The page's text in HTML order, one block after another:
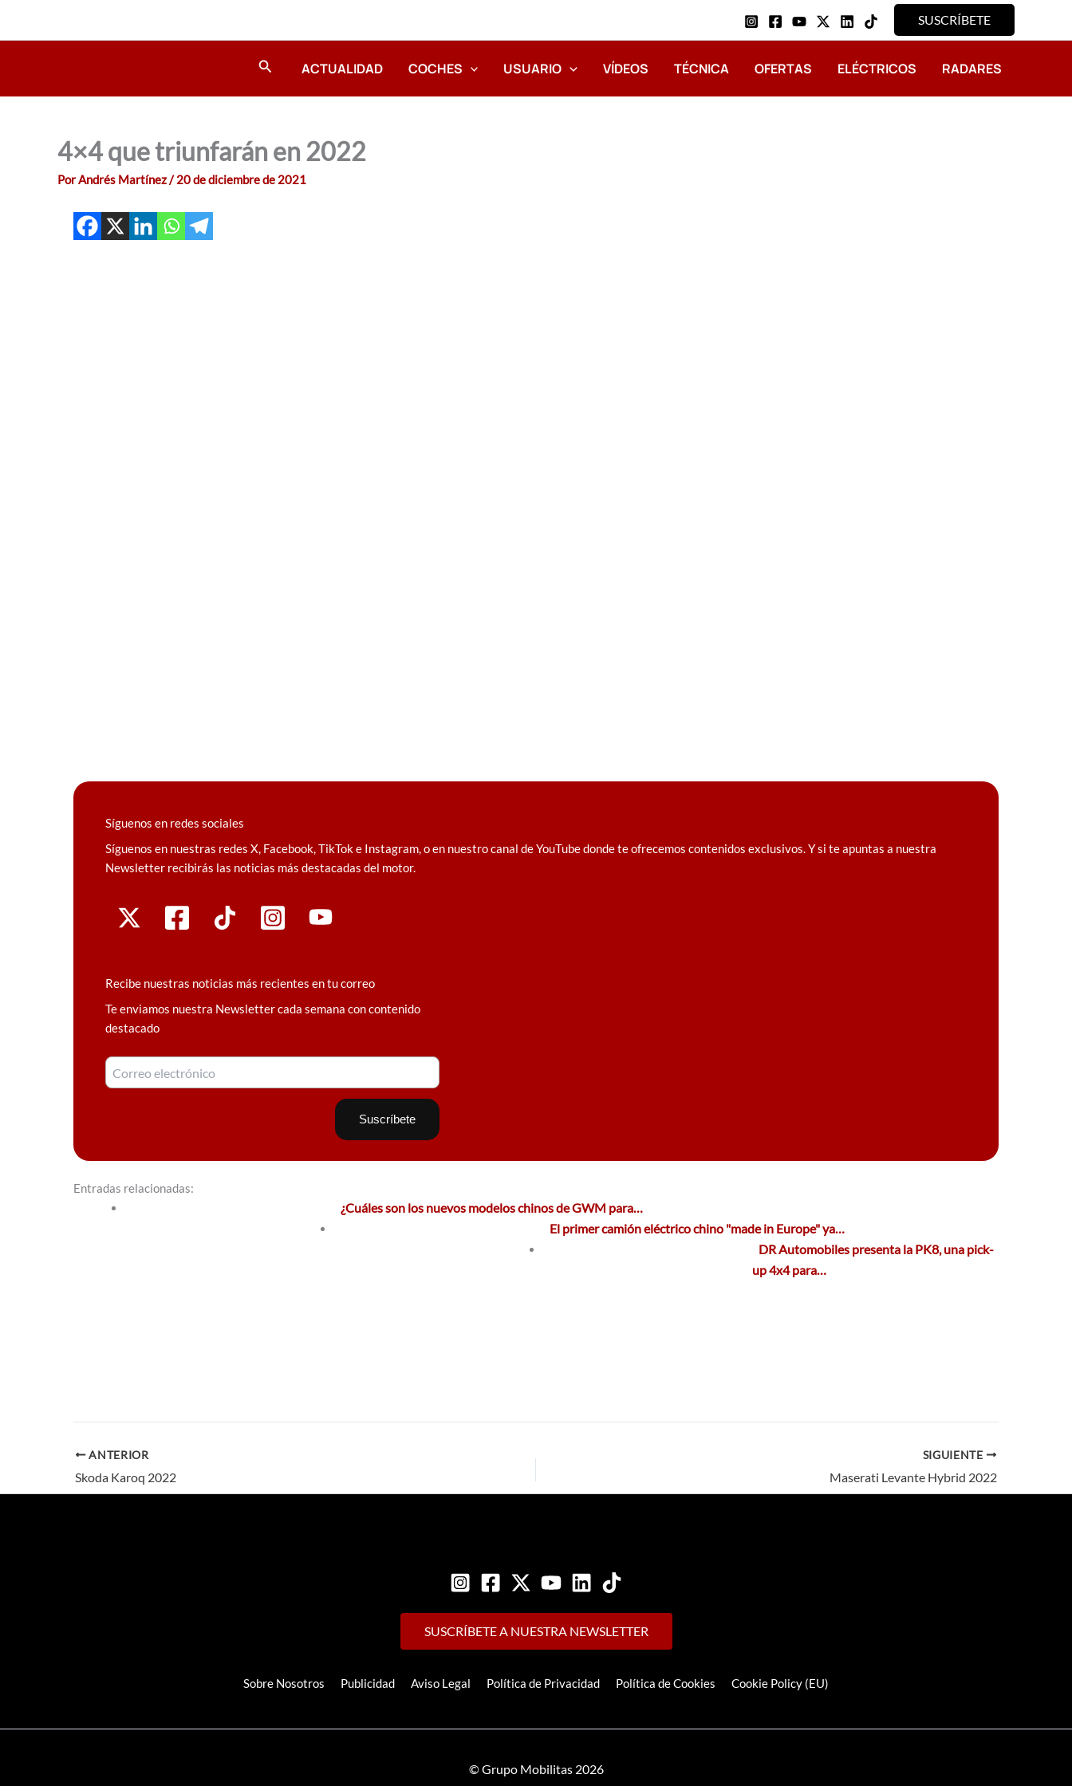
SUSCRÍBETE
Buscar ACTUALIDAD COCHES USUARIO VÍDEOS TÉCNICA OFERTAS ELÉCTRICOS RADARES
4×4 que triunfarán en 2022
PorAndrés Martínez/20 de diciembre de 2021
Síguenos en redes sociales
Síguenos en nuestras redes X, Facebook, TikTok e Instagram, o en nuestro canal de YouTube donde te ofrecemos contenidos exclusivos. Y si te apuntas a nuestra
Newsletter recibirás las noticias más destacadas del motor.
Recibe nuestras noticias más recientes en tu correo
Te enviamos nuestra Newsletter cada semana con contenido
destacado
Entradas relacionadas:
¿Cuáles son los nuevos modelos chinos de GWM para…
El primer camión eléctrico chino "made in Europe" ya…
DR Automobiles presenta la PK8, una pick-
up 4x4 para…
ANTERIOR
Skoda Karoq 2022
SIGUIENTE
Maserati Levante Hybrid 2022
SUSCRÍBETE A NUESTRA NEWSLETTER
Sobre Nosotros Publicidad Aviso Legal Política de Privacidad Política de Cookies Cookie Policy (EU)
© Grupo Mobilitas 2026